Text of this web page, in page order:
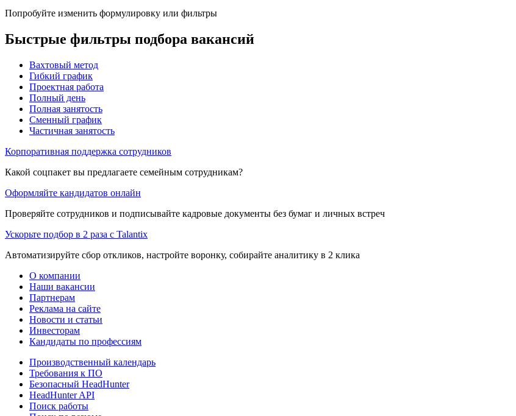
Попробуйте изменить формулировку или фильтры
Быстрые фильтры подбора вакансий
Вахтовый метод
Гибкий график
Проектная работа
Полный день
Полная занятость
Сменный график
Частичная занятость
Корпоративная поддержка сотрудников
Какой соцпакет вы предлагаете семейным сотрудникам?
Оформляйте кандидатов онлайн
Проверяйте сотрудников и подписывайте кадровые документы без бумаг и личных встреч
Ускорьте подбор в 2 раза с Talantix
Автоматизируйте сбор откликов, настройте воронку, собирайте аналитику в 2 клика
О компании
Наши вакансии
Партнерам
Реклама на сайте
Новости и статьи
Инвесторам
Кандидаты по профессиям
Производственный календарь
Требования к ПО
Безопасный HeadHunter
HeadHunter API
Поиск работы